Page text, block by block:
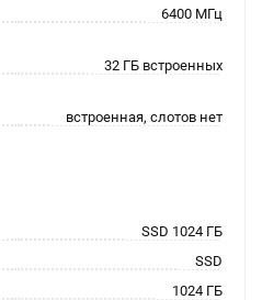
6400 МГц
32 ГБ встроенных
встроенная, слотов нет
SSD 1024 ГБ
SSD
1024 ГБ